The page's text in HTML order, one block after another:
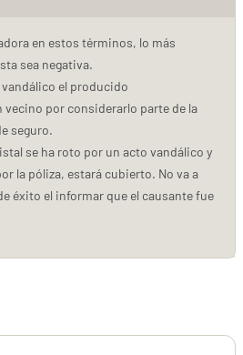
en estos términos, lo más
sea negativa.
el producido
por considerarlo parte de la
seguro.
se ha roto por un acto vandálico y
la póliza, estará cubierto. No va a
éxito el informar que el causante fue